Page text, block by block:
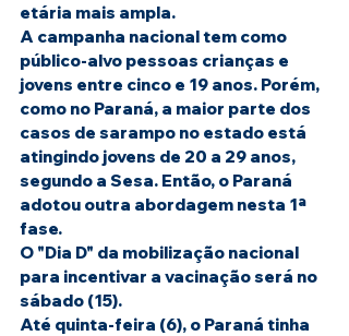
etária mais ampla.
A campanha nacional tem como
público-alvo pessoas crianças e
jovens entre cinco e 19 anos. Porém,
como no Paraná, a maior parte dos
casos de sarampo no estado está
atingindo jovens de 20 a 29 anos,
segundo a Sesa. Então, o Paraná
adotou outra abordagem nesta 1ª
fase.
O "Dia D" da mobilização nacional
para incentivar a vacinação será no
sábado (15).
Até quinta-feira (6), o Paraná tinha